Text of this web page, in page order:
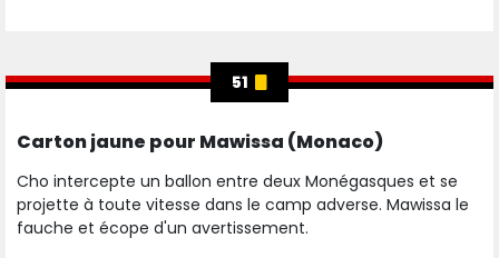
51
Carton jaune pour Mawissa (Monaco)
Cho intercepte un ballon entre deux Monégasques et se
projette à toute vitesse dans le camp adverse. Mawissa le
fauche et écope d'un avertissement.